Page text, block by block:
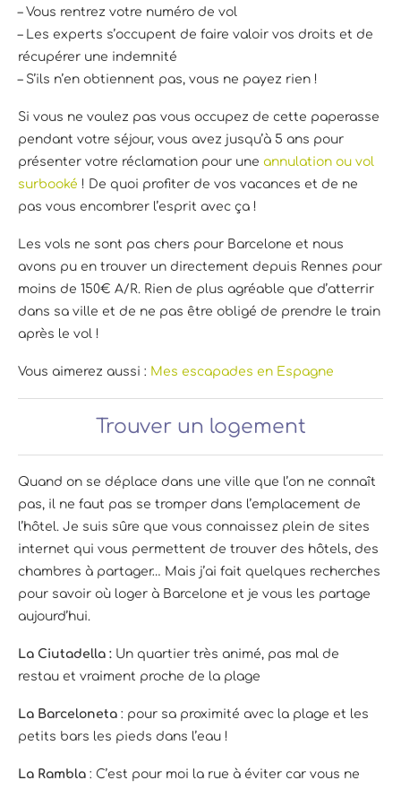
– Vous rentrez votre numéro de vol
– Les experts s’occupent de faire valoir vos droits et de
récupérer une indemnité
– S’ils n’en obtiennent pas, vous ne payez rien !
Si vous ne voulez pas vous occupez de cette paperasse
pendant votre séjour, vous avez jusqu’à 5 ans pour
présenter votre réclamation pour une annulation ou vol
surbooké ! De quoi profiter de vos vacances et de ne
pas vous encombrer l’esprit avec ça !
Les vols ne sont pas chers pour Barcelone et nous
avons pu en trouver un directement depuis Rennes pour
moins de 150€ A/R. Rien de plus agréable que d’atterrir
dans sa ville et de ne pas être obligé de prendre le train
après le vol !
Vous aimerez aussi : Mes escapades en Espagne
Trouver un logement
Quand on se déplace dans une ville que l’on ne connaît
pas, il ne faut pas se tromper dans l’emplacement de
l’hôtel. Je suis sûre que vous connaissez plein de sites
internet qui vous permettent de trouver des hôtels, des
chambres à partager… Mais j’ai fait quelques recherches
pour savoir où loger à Barcelone et je vous les partage
aujourd’hui.
La Ciutadella : Un quartier très animé, pas mal de
restau et vraiment proche de la plage
La Barceloneta : pour sa proximité avec la plage et les
petits bars les pieds dans l’eau !
La Rambla : C’est pour moi la rue à éviter car vous ne